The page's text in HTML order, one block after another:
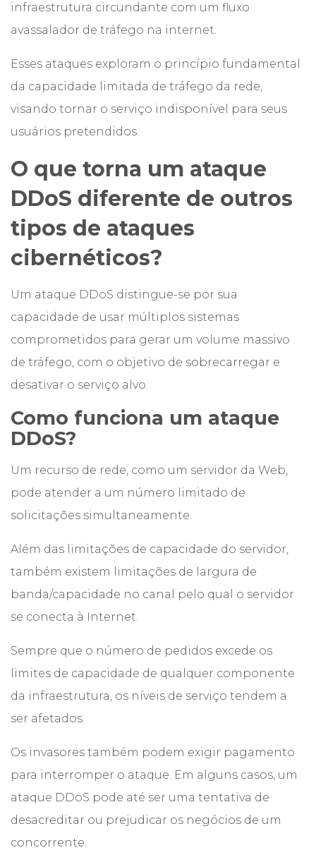
infraestrutura circundante com um fluxo
avassalador de tráfego na internet.
Esses ataques exploram o princípio fundamental
da capacidade limitada de tráfego da rede,
visando tornar o serviço indisponível para seus
usuários pretendidos.
O que torna um ataque
DDoS diferente de outros
tipos de ataques
cibernéticos?
Um ataque DDoS distingue-se por sua
capacidade de usar múltiplos sistemas
comprometidos para gerar um volume massivo
de tráfego, com o objetivo de sobrecarregar e
desativar o serviço alvo.
Como funciona um ataque
DDoS?
Um recurso de rede, como um servidor da Web,
pode atender a um número limitado de
solicitações simultaneamente.
Além das limitações de capacidade do servidor,
também existem limitações de largura de
banda/capacidade no canal pelo qual o servidor
se conecta à Internet.
Sempre que o número de pedidos excede os
limites de capacidade de qualquer componente
da infraestrutura, os níveis de serviço tendem a
ser afetados.
Os invasores também podem exigir pagamento
para interromper o ataque. Em alguns casos, um
ataque DDoS pode até ser uma tentativa de
desacreditar ou prejudicar os negócios de um
concorrente.